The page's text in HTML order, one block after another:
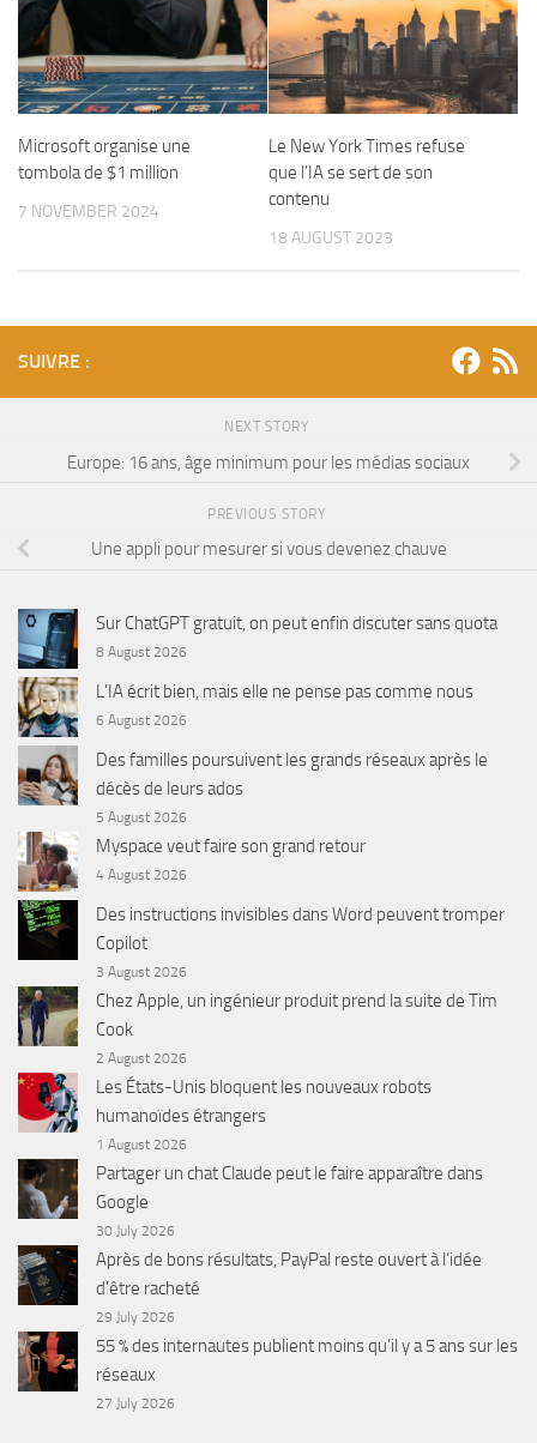
Microsoft organise une
tombola de $1 million
7 NOVEMBER 2024
Le New York Times refuse
que l’IA se sert de son
contenu
18 AUGUST 2023
SUIVRE :
NEXT STORY
Europe: 16 ans, âge minimum pour les médias sociaux
PREVIOUS STORY
Une appli pour mesurer si vous devenez chauve
Sur ChatGPT gratuit, on peut enfin discuter sans quota
8 August 2026
L’IA écrit bien, mais elle ne pense pas comme nous
6 August 2026
Des familles poursuivent les grands réseaux après le
décès de leurs ados
5 August 2026
Myspace veut faire son grand retour
4 August 2026
Des instructions invisibles dans Word peuvent tromper
Copilot
3 August 2026
Chez Apple, un ingénieur produit prend la suite de Tim
Cook
2 August 2026
Les États-Unis bloquent les nouveaux robots
humanoïdes étrangers
1 August 2026
Partager un chat Claude peut le faire apparaître dans
Google
30 July 2026
Après de bons résultats, PayPal reste ouvert à l’idée
d’être racheté
29 July 2026
55 % des internautes publient moins qu’il y a 5 ans sur les
réseaux
27 July 2026